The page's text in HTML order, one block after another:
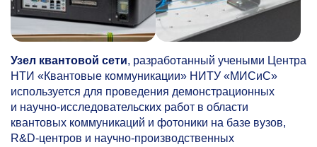
Узел квантовой сети, разработанный учеными Центра
НТИ «Квантовые коммуникации» НИТУ «МИСиС»
используется для проведения демонстрационных
и научно-исследовательских работ в области
квантовых коммуникаций и фотоники на базе вузов,
R&D-центров и научно-производственных